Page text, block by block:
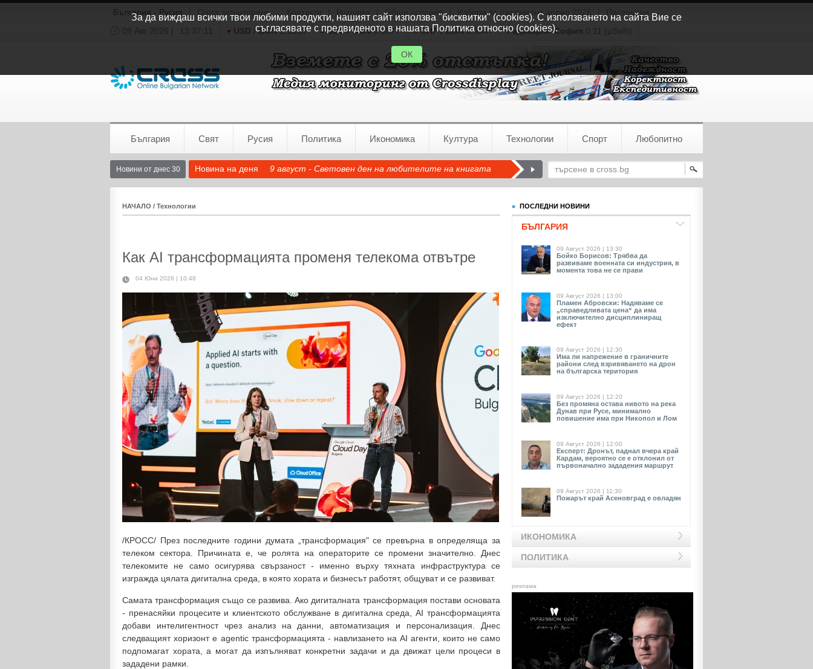
България - Русия Cross мониторинг Общи условия Избори за парламент април 2026
Партньори
09 Авг 2026 |
13:37:12 USD / BGN1.1535 GBP / BGN0.8577 CHF / BGN0.9347 Радиация:София 0.11 (µSv/h)
България Свят Русия Политика Икономика Култура Технологии Спорт Любопитно
Новини от днес 30 Новина на деня 9 август - Световен ден на любителите на книгата
НАЧАЛО / Технологии
Как AI трансформацията променя телекома отвътре
04 Юни 2026 | 10:48
/КРОСС/ През последните години думата „трансформация" се превърна в определяща за
телеком сектора. Причината е, че ролята на операторите се промени значително. Днес
телекомите не само осигурява свързаност - именно върху тяхната инфраструктура се
изгражда цялата дигитална среда, в която хората и бизнесът работят, общуват и се развиват.
Самата трансформация също се развива. Ако дигиталната трансформация постави основата
- пренасяйки процесите и клиентското обслужване в дигитална среда, AI трансформацията
добави интелигентност чрез анализ на данни, автоматизация и персонализация. Днес
следващият хоризонт е agentic трансформацията - навлизането на AI агенти, които не само
подпомагат хората, а могат да изпълняват конкретни задачи и да движат цели процеси в
зададени рамки.
ПОСЛЕДНИ НОВИНИ
БЪЛГАРИЯ
09 Август 2026 | 13:30
Бойко Борисов: Трябва да
развиваме военната си индустрия, в
момента това не се прави
09 Август 2026 | 13:00
Пламен Абровски: Надяваме се
„справедливата цена“ да има
изключително дисциплиниращ
ефект
09 Август 2026 | 12:30
Има ли напрежение в граничните
райони след взривяването на дрон
на българска територия
09 Август 2026 | 12:20
Без промяна остава нивото на река
Дунав при Русе, минимално
повишение има при Никопол и Лом
09 Август 2026 | 12:00
Експерт: Дронът, паднал вчера край
Кардам, вероятно се е отклонил от
първоначално зададения маршрут
09 Август 2026 | 11:30
Пожарът край Асеновград е овладян
ИКОНОМИКА
ПОЛИТИКА
реклама
За да виждаш всички твои любими продукти, нашият сайт използва "бисквитки" (cookies). С използването на сайта Вие се
съгласявате с предвиденото в нашата Политика относно (cookies).
ОК